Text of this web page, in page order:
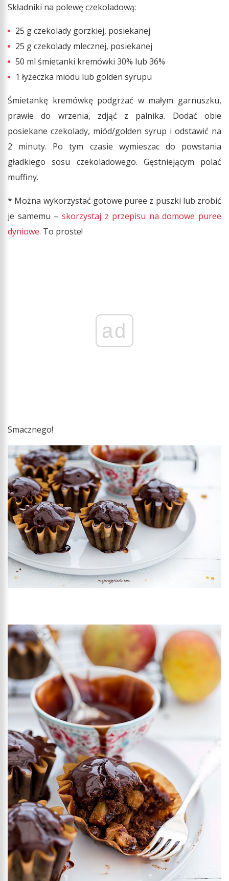
Składniki na polewę czekoladową:
25 g czekolady gorzkiej, posiekanej
25 g czekolady mlecznej, posiekanej
50 ml śmietanki kremówki 30% lub 36%
1 łyżeczka miodu lub golden syrupu
Śmietankę kremówkę podgrzać w małym garnuszku,
prawie do wrzenia, zdjąć z palnika. Dodać obie
posiekane czekolady, miód/golden syrup i odstawić na
2 minuty. Po tym czasie wymieszac do powstania
gładkiego sosu czekoladowego. Gęstniejącym polać
muffiny.
* Można wykorzystać gotowe puree z puszki lub zrobić
je samemu – skorzystaj z przepisu na domowe puree
dyniowe. To proste!
ad
Smacznego!